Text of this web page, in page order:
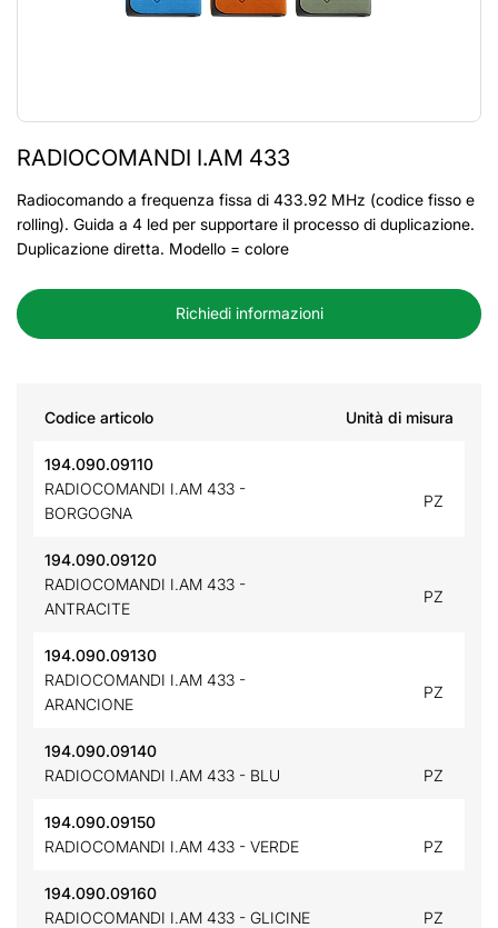
RADIOCOMANDI I.AM 433
Radiocomando a frequenza fissa di 433.92 MHz (codice fisso e
rolling). Guida a 4 led per supportare il processo di duplicazione.
Duplicazione diretta. Modello = colore
Richiedi informazioni
Codice articolo Unità di misura
194.090.09110
RADIOCOMANDI I.AM 433 -
BORGOGNA
PZ
194.090.09120
RADIOCOMANDI I.AM 433 -
ANTRACITE
PZ
194.090.09130
RADIOCOMANDI I.AM 433 -
ARANCIONE
PZ
194.090.09140
RADIOCOMANDI I.AM 433 - BLU
PZ
194.090.09150
RADIOCOMANDI I.AM 433 - VERDE
PZ
194.090.09160
RADIOCOMANDI I.AM 433 - GLICINE
PZ